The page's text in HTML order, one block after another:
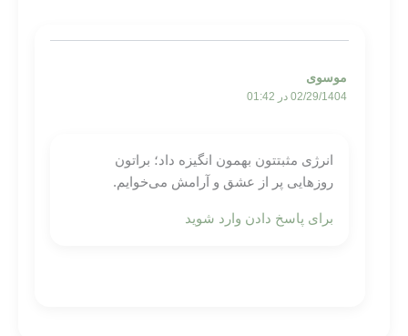
موسوی
02/29/1404 در 01:42
انرژی مثبتتون بهمون انگیزه داد؛ براتون
روزهایی پر از عشق و آرامش می‌خوایم.
برای پاسخ دادن وارد شوید